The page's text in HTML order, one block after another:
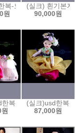
자주저고리set
복-노랑저고리set/
원
(실크) 흰기본
90,000원
sy01
기와 돌띠/ usdag-m01
한복-레몬색 저고리와
(실크)usd한복-
87,000원